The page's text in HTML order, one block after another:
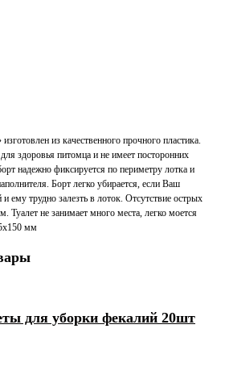
из качественного прочного пластика.
здоровья питомца и не имеет посторонних
надежно фиксируется по периметру лотка и
Борт легко убирается, если Ваш
ему трудно залезть в лоток. Отсутствие острых
Туалет не занимает много места, легко моется
мм
для уборки фекалий 20шт